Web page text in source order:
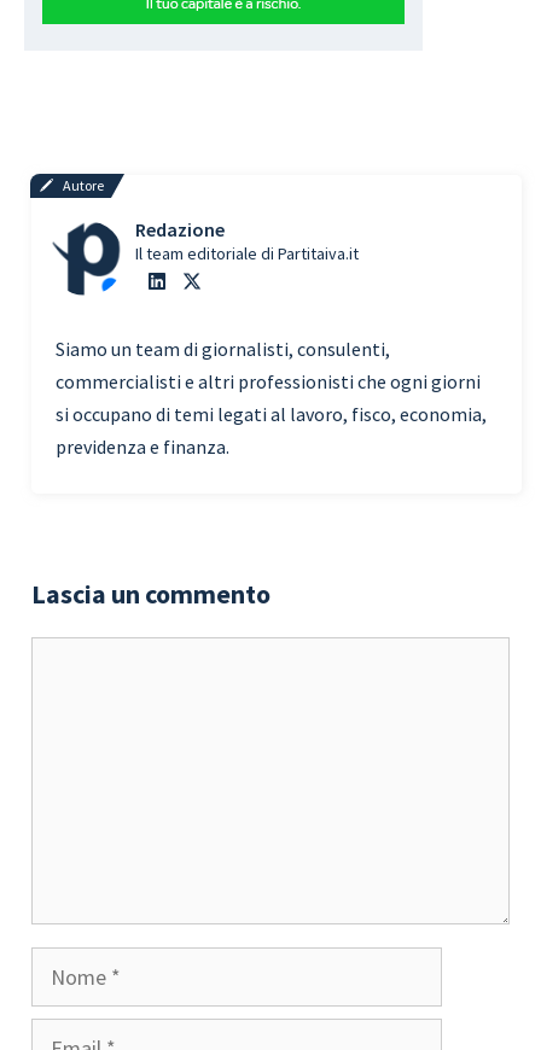
Autore
Redazione
Il team editoriale di Partitaiva.it
Siamo un team di giornalisti, consulenti,
commercialisti e altri professionisti che ogni giorni
si occupano di temi legati al lavoro, fisco, economia,
previdenza e finanza.
Lascia un commento
Nome
Email